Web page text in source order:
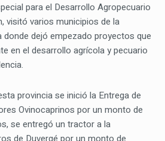
para el Desarrollo Agropecuario
visitó varios municipios de la
donde dejó empezado proyectos que
en el desarrollo agrícola y pecuario
provincia se inició la Entrega de
Ovinocaprinos por un monto de
se entregó un tractor a la